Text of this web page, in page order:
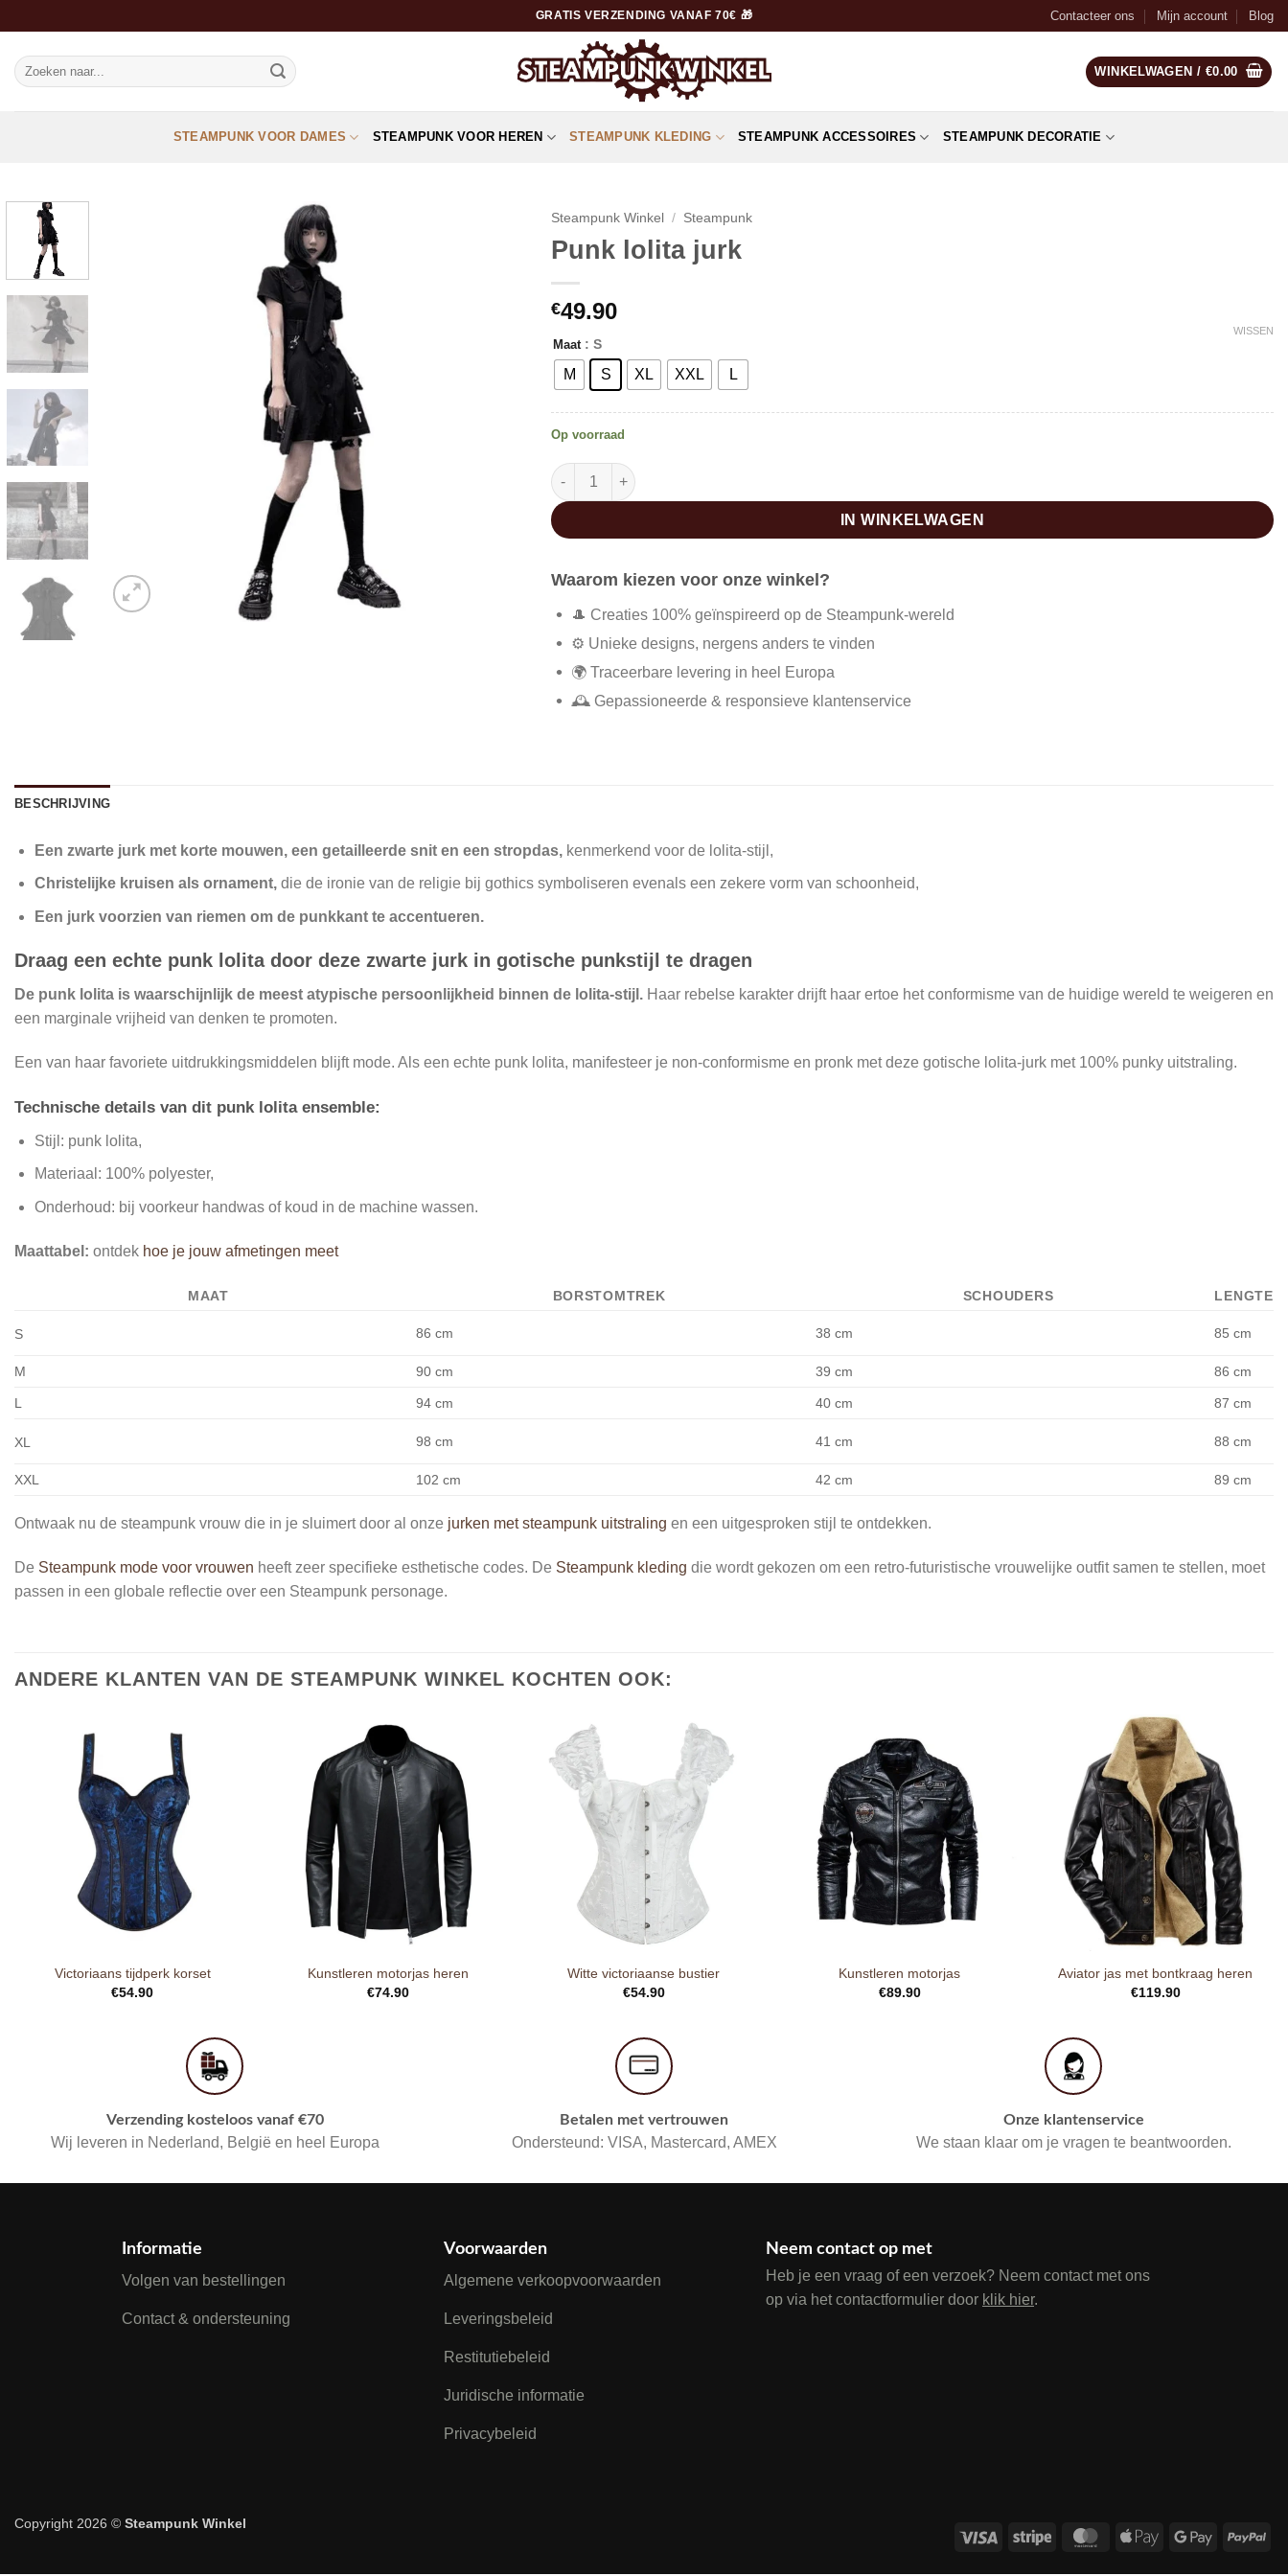
naar
inhoud
GRATIS VERZENDING VANAF 70€ 🎁 Contacteer ons Mijn account Blog
Zoeken
naar:
WINKELWAGEN / €0.00
STEAMPUNK VOOR DAMES STEAMPUNK VOOR HEREN STEAMPUNK KLEDING STEAMPUNK ACCESSOIRES STEAMPUNK DECORATIE
Steampunk Winkel / Steampunk
Punk lolita jurk
€49.90
Maat : S
M S XL XXL L
WISSEN
Op voorraad
Punk lolita jurk aantal
IN WINKELWAGEN
Waarom kiezen voor onze winkel?
🎩 Creaties 100% geïnspireerd op de Steampunk-wereld
⚙️ Unieke designs, nergens anders te vinden
🌍 Traceerbare levering in heel Europa
🕰️ Gepassioneerde & responsieve klantenservice
BESCHRIJVING
Een zwarte jurk met korte mouwen, een getailleerde snit en een stropdas, kenmerkend voor de lolita-stijl,
Christelijke kruisen als ornament, die de ironie van de religie bij gothics symboliseren evenals een zekere vorm van schoonheid,
Een jurk voorzien van riemen om de punkkant te accentueren.
Draag een echte punk lolita door deze zwarte jurk in gotische punkstijl te dragen
De punk lolita is waarschijnlijk de meest atypische persoonlijkheid binnen de lolita-stijl. Haar rebelse karakter drijft haar ertoe het conformisme van de huidige wereld te weigeren en
een marginale vrijheid van denken te promoten.
Een van haar favoriete uitdrukkingsmiddelen blijft mode. Als een echte punk lolita, manifesteer je non-conformisme en pronk met deze gotische lolita-jurk met 100% punky uitstraling.
Technische details van dit punk lolita ensemble:
Stijl: punk lolita,
Materiaal: 100% polyester,
Onderhoud: bij voorkeur handwas of koud in de machine wassen.
Maattabel: ontdek hoe je jouw afmetingen meet
MAAT BORSTOMTREK SCHOUDERS LENGTE
S 86 cm 38 cm 85 cm
M 90 cm 39 cm 86 cm
L 94 cm 40 cm 87 cm
XL 98 cm 41 cm 88 cm
XXL 102 cm 42 cm 89 cm
Ontwaak nu de steampunk vrouw die in je sluimert door al onze jurken met steampunk uitstraling en een uitgesproken stijl te ontdekken.
De Steampunk mode voor vrouwen heeft zeer specifieke esthetische codes. De Steampunk kleding die wordt gekozen om een retro-futuristische vrouwelijke outfit samen te stellen, moet
passen in een globale reflectie over een Steampunk personage.
ANDERE KLANTEN VAN DE STEAMPUNK WINKEL KOCHTEN OOK:
Victoriaans tijdperk korset
€54.90
Kunstleren motorjas heren
€74.90
Witte victoriaanse bustier
€54.90
Kunstleren motorjas
€89.90
Aviator jas met bontkraag heren
€119.90
Verzending kosteloos vanaf €70
Wij leveren in Nederland, België en heel Europa
Betalen met vertrouwen
Ondersteund: VISA, Mastercard, AMEX
Onze klantenservice
We staan klaar om je vragen te beantwoorden.
Informatie
Volgen van bestellingen
Contact & ondersteuning
Voorwaarden
Algemene verkoopvoorwaarden
Leveringsbeleid
Restitutiebeleid
Juridische informatie
Privacybeleid
Neem contact op met
Heb je een vraag of een verzoek? Neem contact met ons
op via het contactformulier door klik hier.
Visa Stripe MasterCardApple
Google
Copyright 2026 © Steampunk Winkel